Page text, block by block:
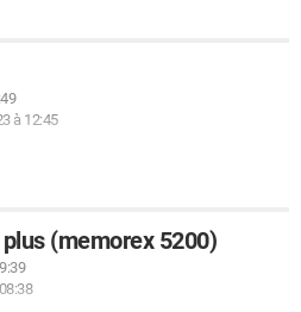
à 12:45
(memorex 5200)